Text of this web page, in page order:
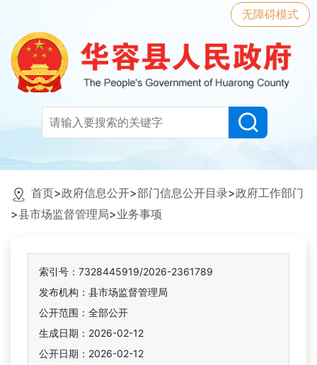
无障碍模式
首页>政府信息公开>部门信息公开目录>政府工作部门
>县市场监督管理局>业务事项
索引号：7328445919/2026-2361789
发布机构：县市场监督管理局
公开范围：全部公开
生成日期：2026-02-12
公开日期：2026-02-12